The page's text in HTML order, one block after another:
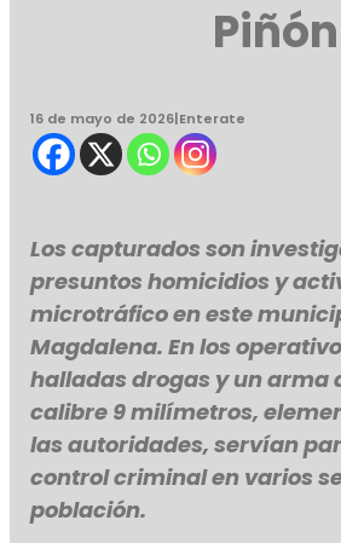
Piñón
16 de mayo de 2026|Enterate
Los capturados son
presuntos homicidios y
microtráfico en este
Magdalena. En los
halladas drogas y un arma
calibre 9 milímetros,
las autoridades, servían
control criminal en varios
población.